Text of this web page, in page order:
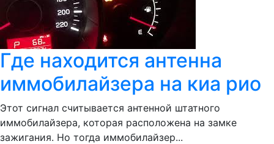
Где находится антенна
иммобилайзера на киа рио
Этот сигнал считывается антенной штатного
иммобилайзера, которая расположена на замке
зажигания. Но тогда иммобилайзер...